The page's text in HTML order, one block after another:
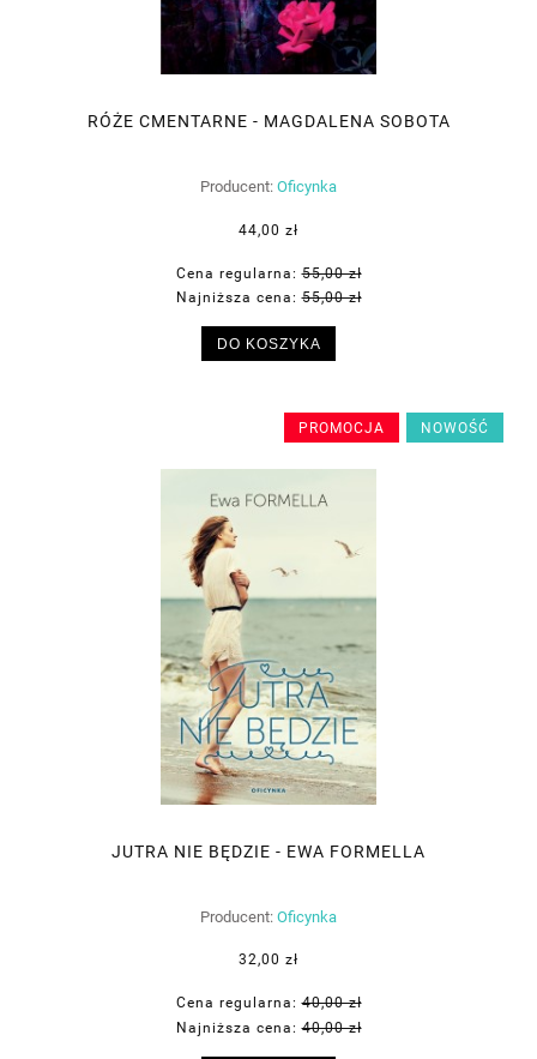
RÓŻE CMENTARNE - MAGDALENA SOBOTA
Producent: Oficynka
44,00 zł
Cena regularna:55,00 zł
Najniższa cena:55,00 zł
DO KOSZYKA
JUTRA NIE BĘDZIE - EWA FORMELLA
Producent: Oficynka
32,00 zł
Cena regularna:40,00 zł
Najniższa cena:40,00 zł
PROMOCJA NOWOŚĆ